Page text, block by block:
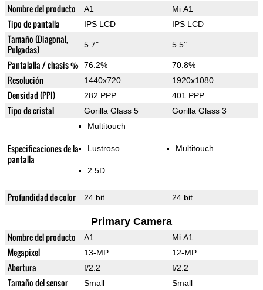
Nombre del producto A1 Mi A1
Tipo de pantalla IPS LCD IPS LCD
Tamaño (Diagonal,
Pulgadas)
5.7" 5.5"
Pantalalla / chasis % 76.2% 70.8%
Resolución 1440x720 1920x1080
Densidad (PPI) 282 PPP 401 PPP
Tipo de cristal Gorilla Glass 5 Gorilla Glass 3
Especificaciones de la
pantalla
Multitouch
Lustroso
2.5D
Multitouch
Profundidad de color 24 bit 24 bit
Primary Camera
Nombre del producto A1 Mi A1
Megapixel 13-MP 12-MP
Abertura f/2.2 f/2.2
Tamaño del sensor Small Small